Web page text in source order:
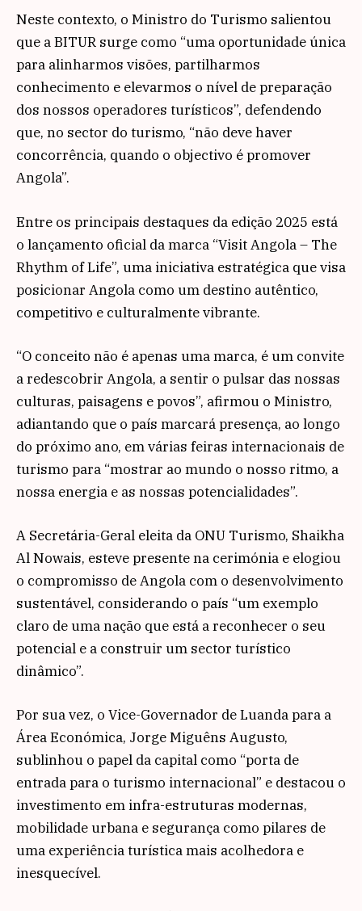
Neste contexto, o Ministro do Turismo salientou
que a BITUR surge como “uma oportunidade única
para alinharmos visões, partilharmos
conhecimento e elevarmos o nível de preparação
dos nossos operadores turísticos”, defendendo
que, no sector do turismo, “não deve haver
concorrência, quando o objectivo é promover
Angola”.
Entre os principais destaques da edição 2025 está
o lançamento oficial da marca “Visit Angola – The
Rhythm of Life”, uma iniciativa estratégica que visa
posicionar Angola como um destino autêntico,
competitivo e culturalmente vibrante.
“O conceito não é apenas uma marca, é um convite
a redescobrir Angola, a sentir o pulsar das nossas
culturas, paisagens e povos”, afirmou o Ministro,
adiantando que o país marcará presença, ao longo
do próximo ano, em várias feiras internacionais de
turismo para “mostrar ao mundo o nosso ritmo, a
nossa energia e as nossas potencialidades”.
A Secretária-Geral eleita da ONU Turismo, Shaikha
Al Nowais, esteve presente na cerimónia e elogiou
o compromisso de Angola com o desenvolvimento
sustentável, considerando o país “um exemplo
claro de uma nação que está a reconhecer o seu
potencial e a construir um sector turístico
dinâmico”.
Por sua vez, o Vice-Governador de Luanda para a
Área Económica, Jorge Miguêns Augusto,
sublinhou o papel da capital como “porta de
entrada para o turismo internacional” e destacou o
investimento em infra-estruturas modernas,
mobilidade urbana e segurança como pilares de
uma experiência turística mais acolhedora e
inesquecível.